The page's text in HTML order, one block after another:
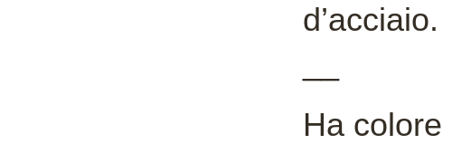
d’acciaio.
Ha